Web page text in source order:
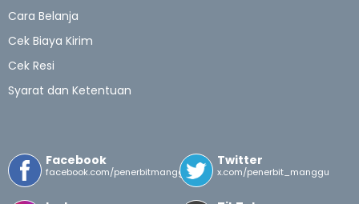
Cara Belanja
Cek Biaya Kirim
Cek Resi
Syarat dan Ketentuan
Facebook
facebook.com/penerbitmanggu
Twitter
x.com/penerbit_manggu